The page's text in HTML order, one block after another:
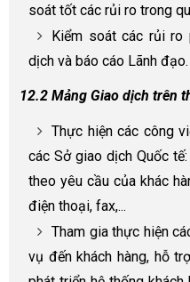
soát tốt các rủi ro trong
Kiểm soát các rủi ro
dịch và báo cáo Lãnh đạo.
12.2 Mảng Giao dịch trên
Thực hiện các công
các Sở giao dịch Quốc
theo yêu cầu của khác
điện thoại, fax,...
Tham gia thực hiện
vụ đến khách hàng, hỗ